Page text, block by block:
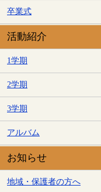
卒業式
活動紹介
1学期
2学期
3学期
アルバム
お知らせ
地域・保護者の方へ